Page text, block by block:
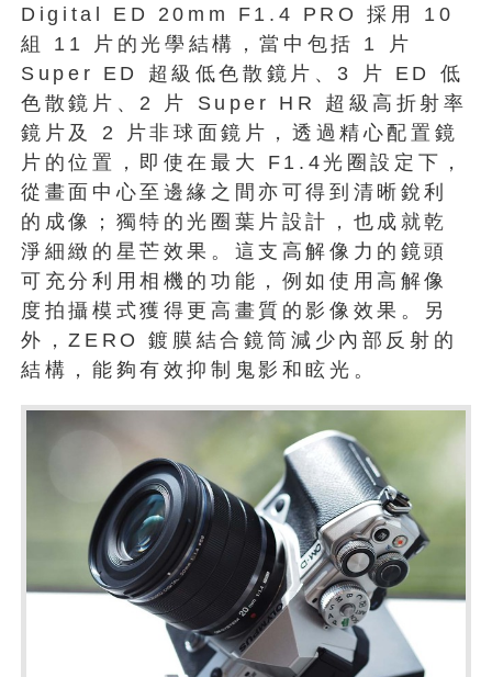
Digital ED 20mm F1.4 PRO 採用 10
組 11 片的光學結構，當中包括 1 片
Super ED 超級低色散鏡片、3 片 ED 低
色散鏡片、2 片 Super HR 超級高折射率
鏡片及 2 片非球面鏡片，透過精心配置鏡
片的位置，即使在最大 F1.4光圈設定下，
從畫面中心至邊緣之間亦可得到清晰銳利
的成像；獨特的光圈葉片設計，也成就乾
淨細緻的星芒效果。這支高解像力的鏡頭
可充分利用相機的功能，例如使用高解像
度拍攝模式獲得更高畫質的影像效果。另
外，ZERO 鍍膜結合鏡筒減少內部反射的
結構，能夠有效抑制鬼影和眩光。